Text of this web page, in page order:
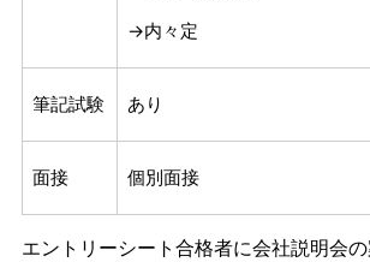
→内々定
筆記試験 あり
面接 個別面接
エントリーシート合格者に会社説明会